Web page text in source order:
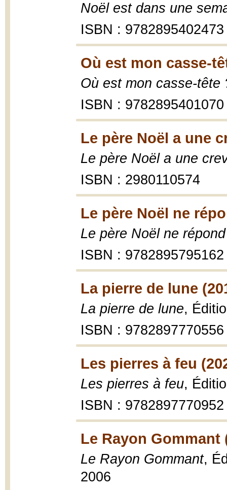
Noël est dans une
ISBN : 9782895402473
Où est mon casse-
Où est mon casse-tête
ISBN : 9782895401070
Le père Noël a une
Le père Noël a une
ISBN : 2980110574
Le père Noël ne
Le père Noël ne
ISBN : 9782895795162
La pierre de lune
La pierre de lune,
ISBN : 9782897770556
Les pierres à feu
Les pierres à feu,
ISBN : 9782897770952
Le Rayon Gommant
Le Rayon Gommant,
2006